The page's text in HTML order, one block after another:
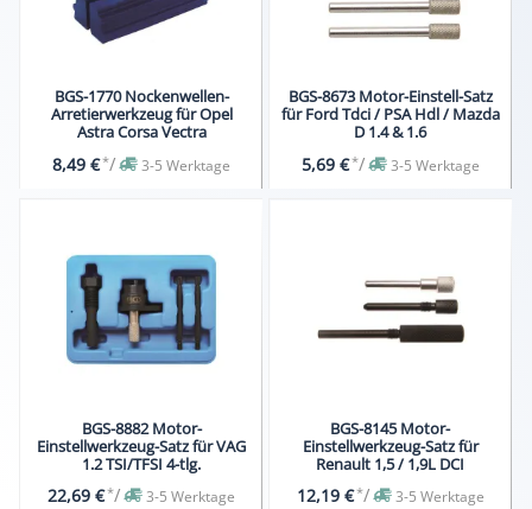
BGS-1770 Nockenwellen-
Arretierwerkzeug für Opel
Astra Corsa Vectra
8,49 €*/ 3-5 Werktage
BGS-8673 Motor-Einstell-Satz
für Ford Tdci / PSA Hdl / Mazda
D 1.4 & 1.6
5,69 €*/ 3-5 Werktage
BGS-8882 Motor-
Einstellwerkzeug-Satz für VAG
1.2 TSI/TFSI 4-tlg.
22,69 €*/ 3-5 Werktage
BGS-8145 Motor-
Einstellwerkzeug-Satz für
Renault 1,5 / 1,9L DCI
12,19 €*/ 3-5 Werktage